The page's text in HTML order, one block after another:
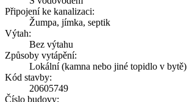
Připojení ke kanalizaci:
Žumpa, jímka, septik
Výtah:
Bez výtahu
Způsoby vytápění:
Lokální (kamna nebo jiné topidlo v bytě)
Kód stavby:
20605749
Číslo budovy: